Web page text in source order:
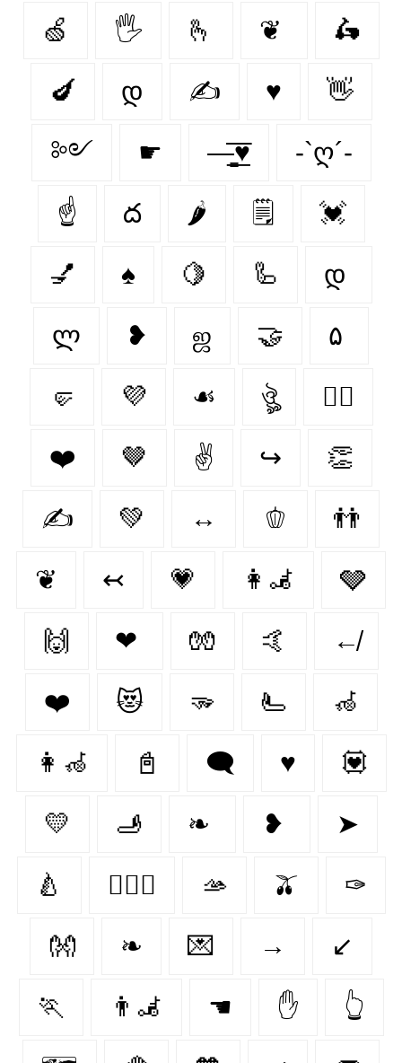
🍏 🖐️ 🫰 ❦ 🛵
🍆 დ ✍ ♥︎ 👋
༻ ☛ —̳͟͞͞♥ -`ღ´-
☝️ ద 🌶 🗒 💓
💅 ♠️ 🍋‍ 🦾 დ
ლ ❥ ஜ 🤝 ۵
🤛 💜 ☙ ঔৣ ✊🏿
❤️‍ 🤎 ✌ ↪ 👏
✍️ 💚 ↔ 🫑 👬
❦ ↢ 💗 👩‍🦼‍ 🩶
🙌 ❤ 🧤 🤙 ↚
❤️ 😻 🫳 🫷 🦽
👩‍🦽‍ 📓 🗨 ♥️ 💟
💛 🫸 ❧ ❥ ➤
🍐 👨‍❤️‍👨 🫴 🫒 ✑
👐 ❧ 💌 → ↙
🏃‍ 👨‍🦼‍️ ☚ ✋ 👆